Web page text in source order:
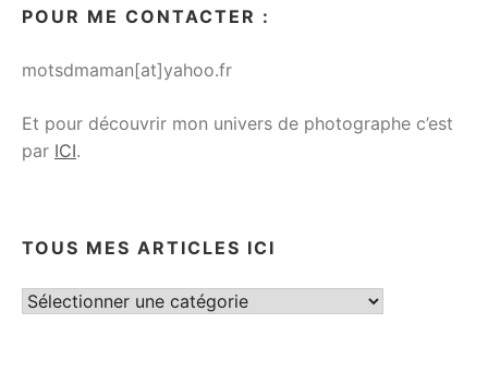
POUR ME CONTACTER :
motsdmaman[at]yahoo.fr
Et pour découvrir mon univers de photographe c’est
par ICI.
TOUS MES ARTICLES ICI
Tous